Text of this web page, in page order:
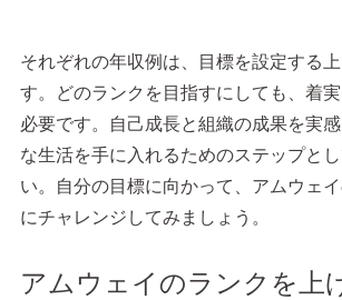
それぞれの年収例は、目標を設定する
す。どのランクを目指すにしても、着
必要です。自己成長と組織の成果を実
な生活を手に入れるためのステップと
い。自分の目標に向かって、アムウェ
にチャレンジしてみましょう。
アムウェイのランクを上